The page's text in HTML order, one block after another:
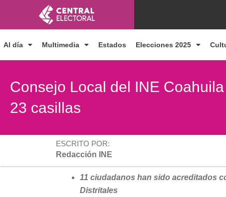
contenido
Al día Multimedia Estados Elecciones 2025
Consejo Local del INE
23 casillas
ESCRITO POR:
Redacción INE
11 ciudadanos han sido acreditados
Distritales